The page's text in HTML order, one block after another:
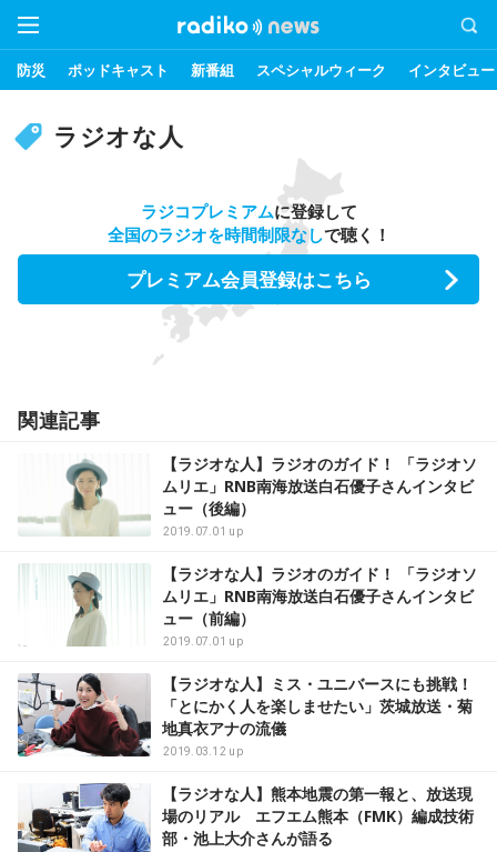
防災 ポッドキャスト 新番組 スペシャルウィーク インタビュー
ラジオな人
ラジコプレミアムに登録して
全国のラジオを時間制限なしで聴く！
プレミアム会員登録はこちら
関連記事
【ラジオな人】ラジオのガイド！ 「ラジオソ
ムリエ」RNB南海放送白石優子さんインタビ
ュー（後編）
2019.07.01 up
【ラジオな人】ラジオのガイド！ 「ラジオソ
ムリエ」RNB南海放送白石優子さんインタビ
ュー（前編）
2019.07.01 up
【ラジオな人】ミス・ユニバースにも挑戦！
「とにかく人を楽しませたい」茨城放送・菊
地真衣アナの流儀
2019.03.12 up
【ラジオな人】熊本地震の第一報と、放送現
場のリアル エフエム熊本（FMK）編成技術
部・池上大介さんが語る